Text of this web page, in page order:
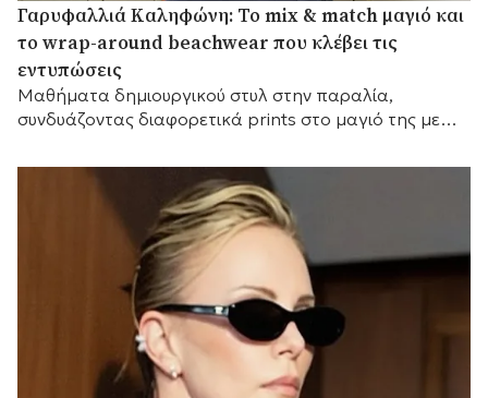
Γαρυφαλλιά Καληφώνη: Το mix & match μαγιό και
το wrap-around beachwear που κλέβει τις
εντυπώσεις
Mαθήματα δημιουργικού στυλ στην παραλία,
συνδυάζοντας διαφορετικά prints στο μαγιό της με